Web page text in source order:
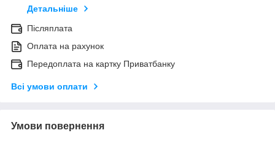
Детальніше
Післяплата
Оплата на рахунок
Передоплата на картку Приватбанку
Всі умови оплати
Умови повернення